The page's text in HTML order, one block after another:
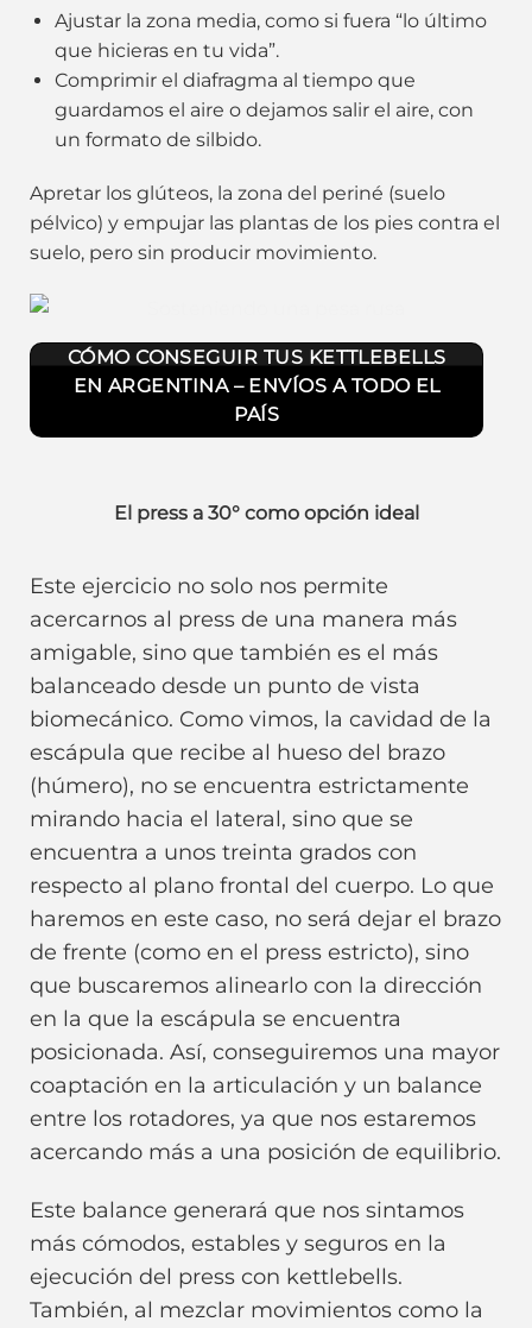
Ajustar la zona media, como si fuera “lo último
que hicieras en tu vida”.
Comprimir el diafragma al tiempo que
guardamos el aire o dejamos salir el aire, con
un formato de silbido.
Apretar los glúteos, la zona del periné (suelo
pélvico) y empujar las plantas de los pies contra el
suelo, pero sin producir movimiento.
CÓMO CONSEGUIR TUS KETTLEBELLS
EN ARGENTINA – ENVÍOS A TODO EL
PAÍS
El press a 30° como opción ideal
Este ejercicio no solo nos permite
acercarnos al press de una manera más
amigable, sino que también es el más
balanceado desde un punto de vista
biomecánico. Como vimos, la cavidad de la
escápula que recibe al hueso del brazo
(húmero), no se encuentra estrictamente
mirando hacia el lateral, sino que se
encuentra a unos treinta grados con
respecto al plano frontal del cuerpo. Lo que
haremos en este caso, no será dejar el brazo
de frente (como en el press estricto), sino
que buscaremos alinearlo con la dirección
en la que la escápula se encuentra
posicionada. Así, conseguiremos una mayor
coaptación en la articulación y un balance
entre los rotadores, ya que nos estaremos
acercando más a una posición de equilibrio.
Este balance generará que nos sintamos
más cómodos, estables y seguros en la
ejecución del press con kettlebells.
También, al mezclar movimientos como la